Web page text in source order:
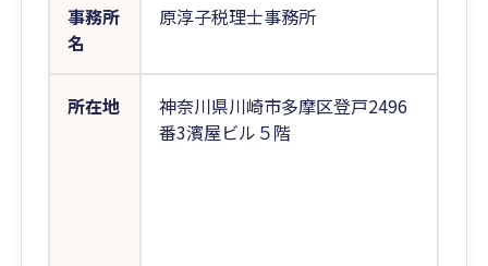
事務所
名
原淳子税理士事務所
所在地
神奈川県川崎市多摩区登戸2496
番3濱屋ビル５階